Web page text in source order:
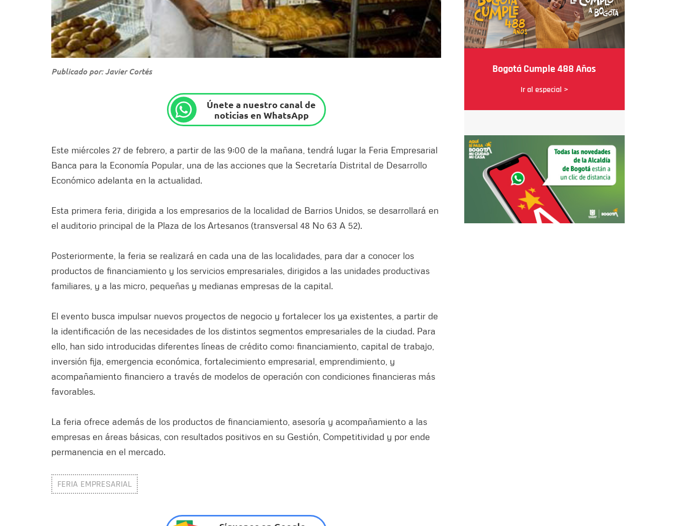
Publicado por: Javier Cortés
Únete a nuestro canal de
noticias en WhatsApp
Este miércoles 27 de febrero, a partir de las 9:00 de la mañana, tendrá lugar la Feria Empresarial
Banca para la Economía Popular, una de las acciones que la Secretaría Distrital de Desarrollo
Económico adelanta en la actualidad.
Esta primera feria, dirigida a los empresarios de la localidad de Barrios Unidos, se desarrollará en
el auditorio principal de la Plaza de los Artesanos (transversal 48 No 63 A 52).
Posteriormente, la feria se realizará en cada una de las localidades, para dar a conocer los
productos de financiamiento y los servicios empresariales, dirigidos a las unidades productivas
familiares, y a las micro, pequeñas y medianas empresas de la capital.
El evento busca impulsar nuevos proyectos de negocio y fortalecer los ya existentes, a partir de
la identificación de las necesidades de los distintos segmentos empresariales de la ciudad. Para
ello, han sido introducidas diferentes líneas de crédito como: financiamiento, capital de trabajo,
inversión fija, emergencia económica, fortalecimiento empresarial, emprendimiento, y
acompañamiento financiero a través de modelos de operación con condiciones financieras más
favorables.
La feria ofrece además de los productos de financiamiento, asesoría y acompañamiento a las
empresas en áreas básicas, con resultados positivos en su Gestión, Competitividad y por ende
permanencia en el mercado.
FERIA EMPRESARIAL
Bogotá Cumple 488 Años
Ir al especial >